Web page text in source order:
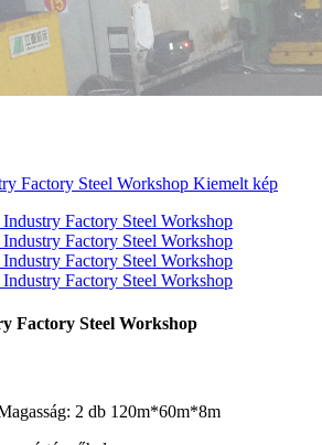
Factory Steel Workshop
2 db 120m*60m*8m